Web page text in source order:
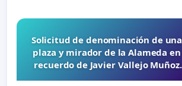
Solicitud de denominación de una
plaza y mirador de la Alameda en
recuerdo de Javier Vallejo Muñoz